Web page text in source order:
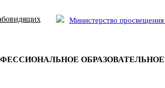
Министерство